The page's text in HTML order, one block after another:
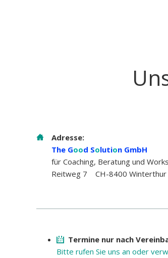
Adresse:
The Good Solution GmbH
für Coaching, Beratung und
Reitweg 7 CH-8400 Winterthur
Termine nur nach
Bitte rufen Sie uns an oder